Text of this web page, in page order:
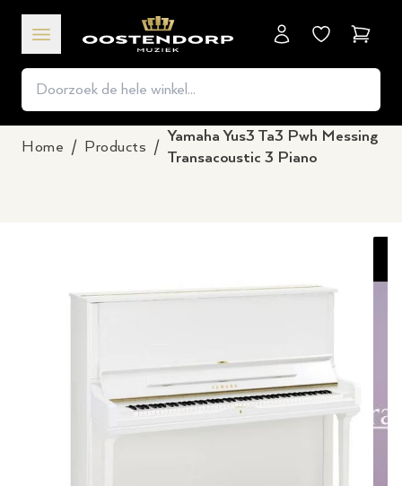
Home / Products /
Yamaha Yus3 Ta3 Pwh Messing
Transacoustic 3 Piano